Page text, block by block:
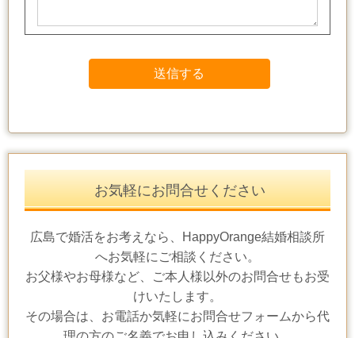
お気軽にお問合せください
広島で婚活をお考えなら、HappyOrange結婚相談所
へお気軽にご相談ください。
お父様やお母様など、ご本人様以外のお問合せもお受
けいたします。
その場合は、お電話か気軽にお問合せフォームから代